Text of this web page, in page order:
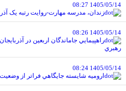
1405/05/14 08:27
زندان، مدرسه مهارت-روايت رتبه يک
1405/05/14 08:26
راهپيمايي جاماندگان اربعين در
رهبري
1405/05/14 08:24
اروميه شايسته جايگاهي فراتر از